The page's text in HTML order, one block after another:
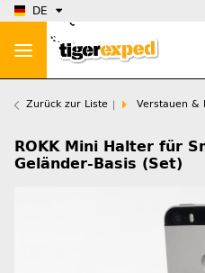
DE
Zurück zur Liste Verstauen &
ROKK Mini Halter für
Geländer-Basis (Set)